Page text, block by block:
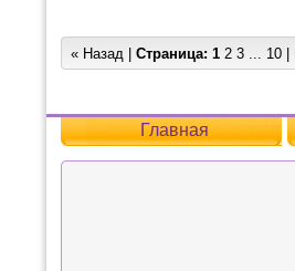
« Назад | Страница: 1 2 3 ... 10
Главная